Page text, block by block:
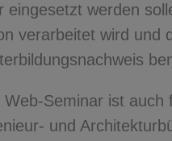
eingesetzt werden
verarbeitet wird und
Web-Seminar ist auch
und